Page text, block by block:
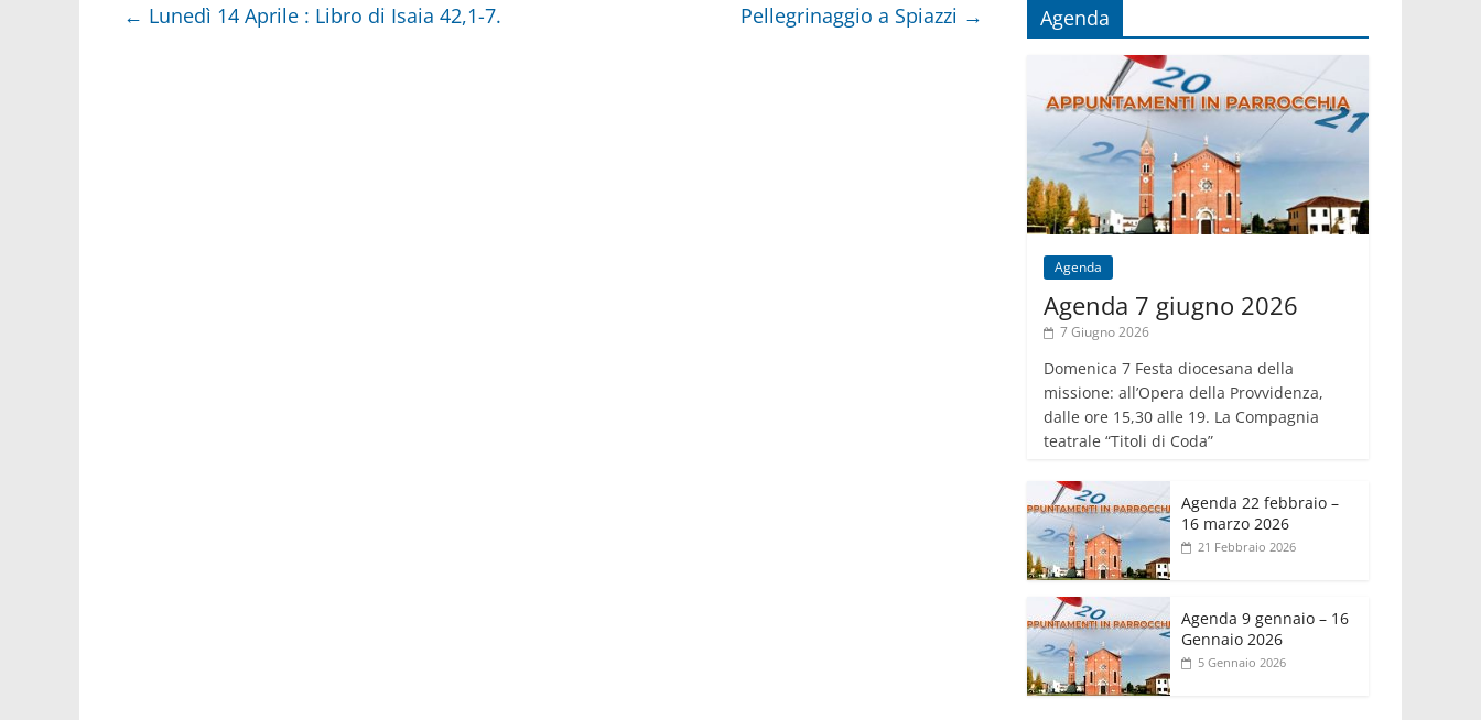
← Lunedì 14 Aprile : Libro di Isaia 42,1-7. Pellegrinaggio a Spiazzi → Agenda
Agenda
Agenda 7 giugno 2026
7 Giugno 2026
Domenica 7 Festa diocesana della
missione: all’Opera della Provvidenza,
dalle ore 15,30 alle 19. La Compagnia
teatrale “Titoli di Coda”
Agenda 22 febbraio –
16 marzo 2026
21 Febbraio 2026
Agenda 9 gennaio – 16
Gennaio 2026
5 Gennaio 2026